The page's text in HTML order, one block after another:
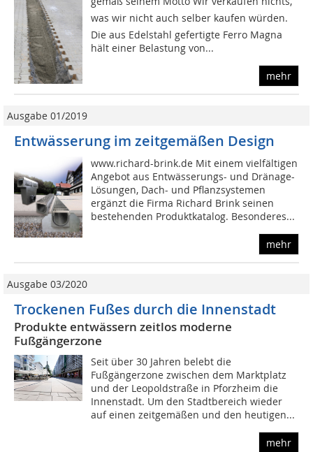
was wir nicht auch selber kaufen würden.
Die aus Edelstahl gefertigte Ferro Magna
hält einer Belastung von...
mehr
Ausgabe 01/2019
Entwässerung im zeitgemäßen Design
www.richard-brink.de Mit einem vielfältigen
Angebot aus Entwässerungs- und Dränage-
Lösungen, Dach- und Pflanzsystemen
ergänzt die Firma Richard Brink seinen
bestehenden Produktkatalog. Besonderes...
mehr
Ausgabe 03/2020
Trockenen Fußes durch die Innenstadt
Produkte entwässern zeitlos moderne
Fußgängerzone
Seit über 30 Jahren belebt die
Fußgängerzone zwischen dem Marktplatz
und der Leopoldstraße in Pforzheim die
Innenstadt. Um den Stadtbereich wieder
auf einen zeitgemäßen und den heutigen...
mehr